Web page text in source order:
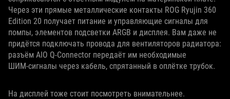
Через эти прямые металлические контакты ROG Ryujin 360
Edition 20 получает питание и управляющие сигналы для
помпы, элементов подсветки ARGB и дисплея. Вам даже не
придётся подключать провода для вентиляторов радиатора:
разъём AIO Q‑Connector передаёт им необходимые
ШИМ‑сигналы через кабель, спрятанный в оплётке трубок.
На дисплей тоже стоит посмотреть внимательнее.